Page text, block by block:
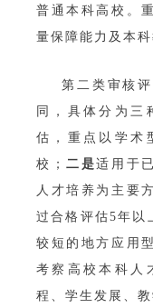
普通本科高校。
量保障能力及本
第二类审核
同，具体分为三
估，重点以学术
校； 二是适用于
人才培养为主要
过合格评估5年以
较短的地方应用
考察高校本科人
程、学生发展、教